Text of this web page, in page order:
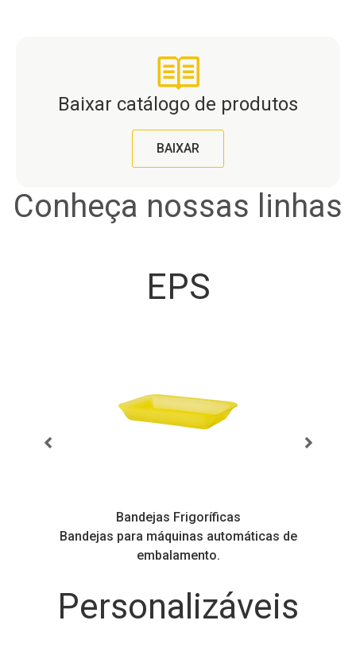
Baixar catálogo de produtos
BAIXAR
Conheça nossas linhas
EPS
Bandejas Frigoríficas
Bandejas para máquinas automáticas de
embalamento.
Personalizáveis